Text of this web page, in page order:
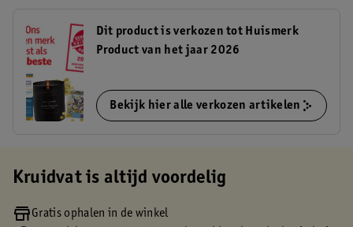
Dit product is verkozen tot Huismerk
Product van het jaar 2026
Bekijk hier alle verkozen artikelen
Kruidvat is altijd voordelig
Gratis ophalen in de winkel